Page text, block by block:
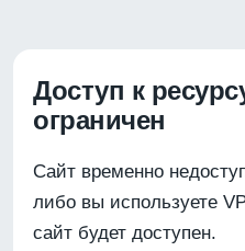
Доступ к
ограничен
Сайт временно
либо вы используете
сайт будет доступен.